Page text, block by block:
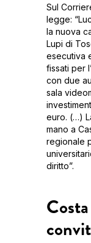
Sul
legge:
la nuova
Lupi di
esecutiva
fissati per
con due
sala
euro. (…)
mano a
regionale
diritto”.